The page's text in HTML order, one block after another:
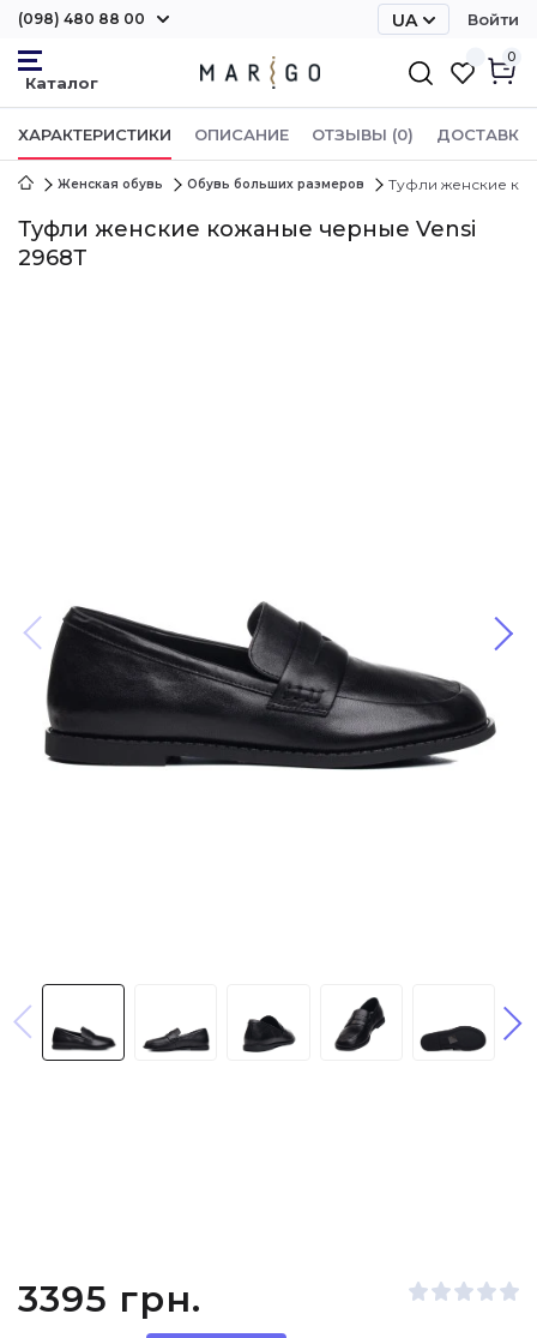
(098) 480 88 00 UA Войти
0
ХАРАКТЕРИСТИКИ ОПИСАНИЕ ОТЗЫВЫ (0) ДОСТАВКА
Женская обувь Обувь больших размеров Туфли женские
Туфли женские кожаные черные Vensi
2968Т
3395 грн.